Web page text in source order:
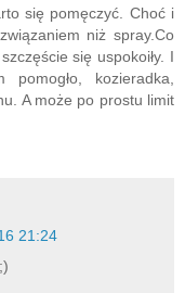
się pomęczyć. Choć i
niż spray.Co
się uspokoiły. I
kozieradka,
A może po prostu limit
21:24